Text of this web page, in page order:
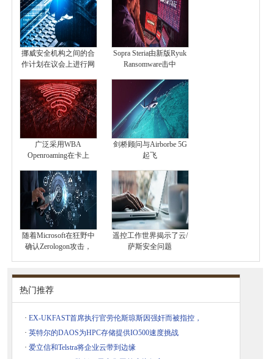
挪威安全机构之间的合
作计划在议会上进行网
Sopra Steria由新版Ryuk
Ransomware击中
广泛采用WBA
Openroaming在卡上
剑桥顾问与Airborbe 5G
起飞
随着Microsoft在狂野中
确认Zerologon攻击，
遥控工作世界揭示了云/
萨斯安全问题
热门推荐
· EX-UKFAST首席执行官劳伦斯琼斯因强奸而被指控，
· 英特尔的DAOS为HPC存储提供IO500速度挑战
· 爱立信和Telstra将企业云带到边缘